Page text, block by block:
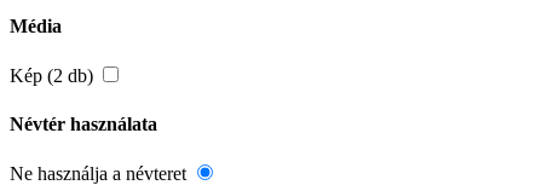
Média
Kép (2 db)
Névtér használata
Ne használja a névteret